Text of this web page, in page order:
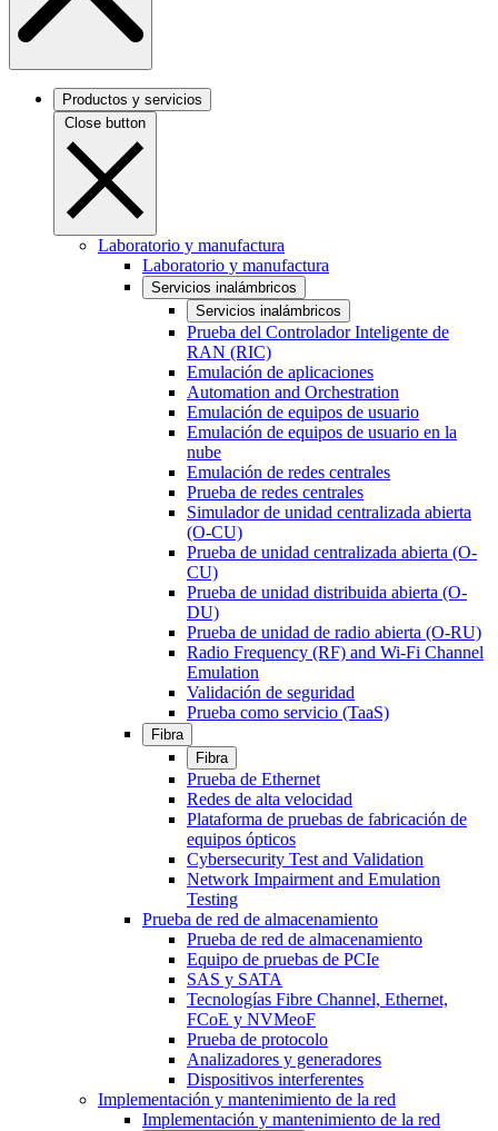
Productos y servicios
Close button
Laboratorio y manufactura
Laboratorio y manufactura
Servicios inalámbricos
Servicios inalámbricos
Prueba del Controlador Inteligente de
RAN (RIC)
Emulación de aplicaciones
Automation and Orchestration
Emulación de equipos de usuario
Emulación de equipos de usuario en la
nube
Emulación de redes centrales
Prueba de redes centrales
Simulador de unidad centralizada abierta
(O-CU)
Prueba de unidad centralizada abierta (O-
CU)
Prueba de unidad distribuida abierta (O-
DU)
Prueba de unidad de radio abierta (O-RU)
Radio Frequency (RF) and Wi-Fi Channel
Emulation
Validación de seguridad
Prueba como servicio (TaaS)
Fibra
Fibra
Prueba de Ethernet
Redes de alta velocidad
Plataforma de pruebas de fabricación de
equipos ópticos
Cybersecurity Test and Validation
Network Impairment and Emulation
Testing
Prueba de red de almacenamiento
Prueba de red de almacenamiento
Equipo de pruebas de PCIe
SAS y SATA
Tecnologías Fibre Channel, Ethernet,
FCoE y NVMeoF
Prueba de protocolo
Analizadores y generadores
Dispositivos interferentes
Implementación y mantenimiento de la red
Implementación y mantenimiento de la red